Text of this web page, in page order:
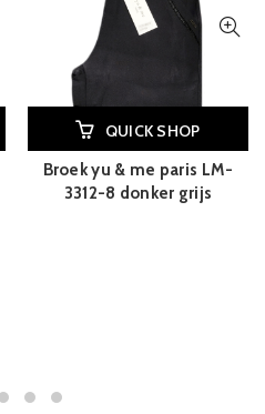
QUICK SHOP
Broek yu & me paris LM-
3312-8 donker grijs